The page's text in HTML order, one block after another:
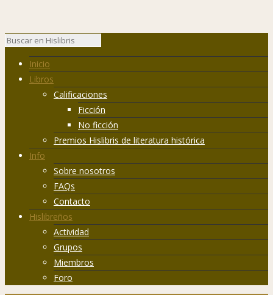
Inicio
Libros
Calificaciones
Ficción
No ficción
Premios Hislibris de literatura histórica
Info
Sobre nosotros
FAQs
Contacto
Hislibreños
Actividad
Grupos
Miembros
Foro